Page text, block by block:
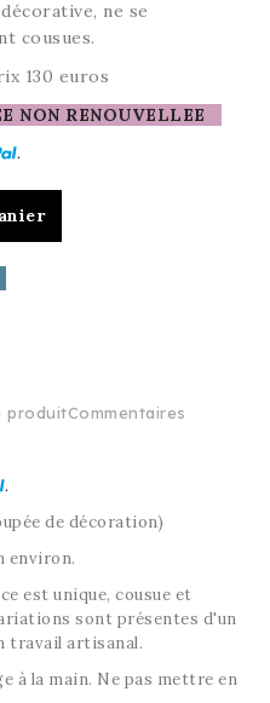
ne se
cousues.
130 euros
NON RENOUVELLEE
produitCommentaires
de décoration)
environ.
est unique, cousue et
sont présentes d'un
travail artisanal.
à la main. Ne pas mettre en